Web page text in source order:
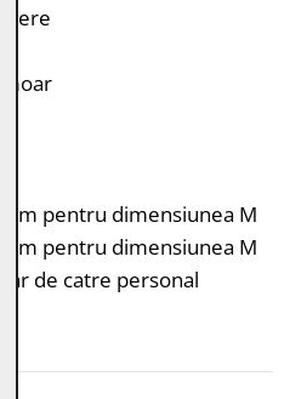
cm pentru dimensiunea M
cm pentru dimensiunea M
de catre personal